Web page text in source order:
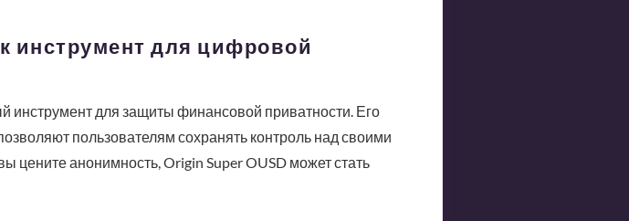
инструмент для цифровой
инструмент для защиты финансовой приватности. Его
пользователям сохранять контроль над своими
цените анонимность, Origin Super OUSD может стать